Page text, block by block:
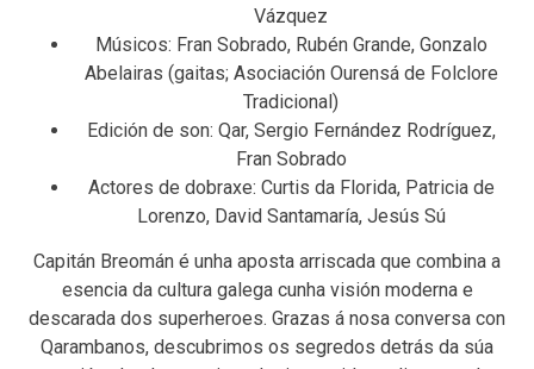
Vázquez
Músicos: Fran Sobrado, Rubén Grande, Gonzalo
Abelairas (gaitas; Asociación Ourensá de Folclore
Tradicional)
Edición de son: Qar, Sergio Fernández Rodríguez,
Fran Sobrado
Actores de dobraxe: Curtis da Florida, Patricia de
Lorenzo, David Santamaría, Jesús Sú
Capitán Breomán é unha aposta arriscada que combina a
esencia da cultura galega cunha visión moderna e
descarada dos superheroes. Grazas á nosa conversa con
Qarambanos, descubrimos os segredos detrás da súa